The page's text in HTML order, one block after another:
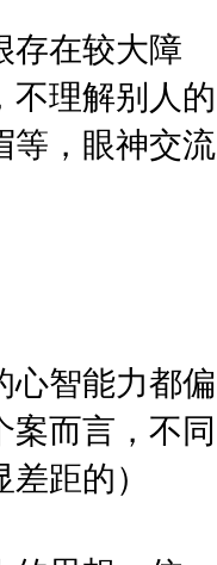
存在较大障
不理解别人的
等，眼神交流
心智能力都偏
案而言，不同
距的）